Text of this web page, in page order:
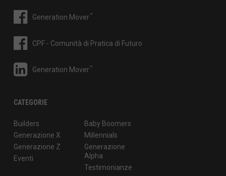
Generation Mover™
CPF - Comunità di Pratica di Futuro
Generation Mover™
CATEGORIE
Builders
Baby Boomers
Generazione X
Millennials
Generazione Z
Generazione
Alpha
Eventi
Testimonianze